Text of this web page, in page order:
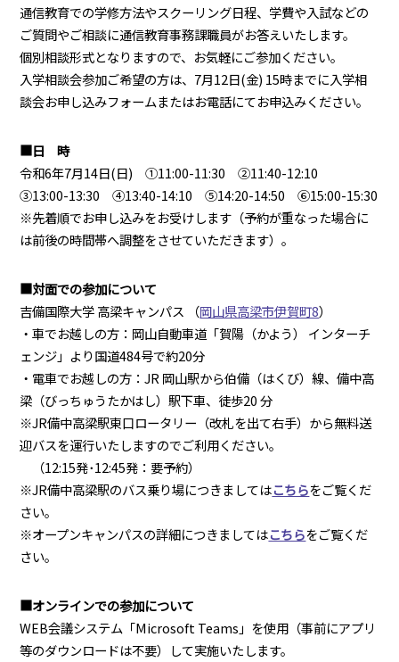
通信教育での学修方法やスクーリング日程、学費や入試などの
ご質問やご相談に通信教育事務課職員がお答えいたします。
個別相談形式となりますので、お気軽にご参加ください。
入学相談会参加ご希望の方は、7月12日(金) 15時までに入学相
談会お申し込みフォームまたはお電話にてお申込みください。
■日 時
令和6年7月14日(日) ①11:00-11:30 ②11:40-12:10
③13:00-13:30 ④13:40-14:10 ⑤14:20-14:50 ⑥15:00-15:30
※先着順でお申し込みをお受けします（予約が重なった場合に
は前後の時間帯へ調整をさせていただきます）。
■対面での参加について
吉備国際大学 高梁キャンパス （岡山県高梁市伊賀町8）
・車でお越しの方：岡山自動車道「賀陽（かよう） インターチ
ェンジ」より国道484号で約20分
・電車でお越しの方：JR 岡山駅から伯備（はくび）線、備中高
梁（びっちゅうたかはし）駅下車、徒歩20 分
※JR備中高梁駅東口ロータリー（改札を出て右手）から無料送
迎バスを運行いたしますのでご利用ください。
（12:15発･12:45発：要予約）
※JR備中高梁駅のバス乗り場につきましてはこちらをご覧くだ
さい。
※オープンキャンパスの詳細につきましてはこちらをご覧くだ
さい。
■オンラインでの参加について
WEB会議システム「Microsoft Teams」を使用（事前にアプリ
等のダウンロードは不要）して実施いたします。